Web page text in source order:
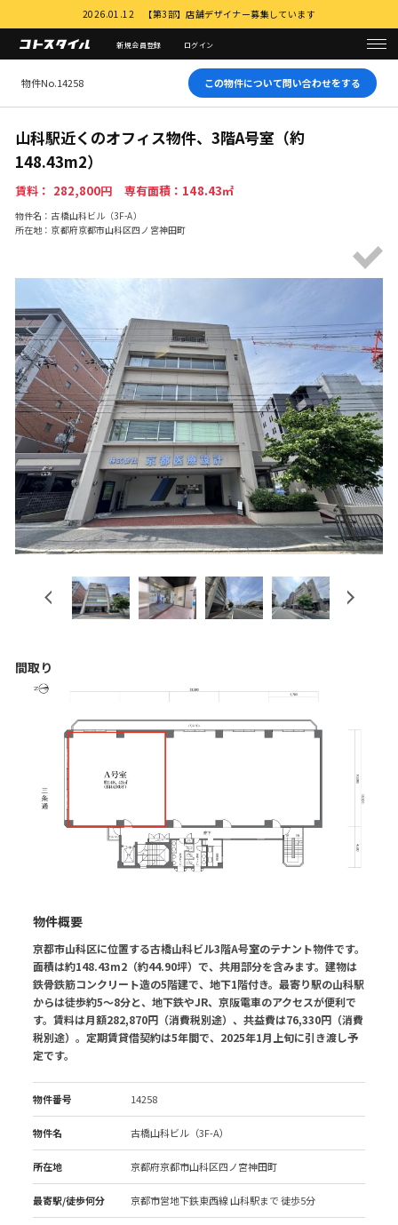
2026.01.12 【第3部】店舗デザイナー募集しています
新規会員登録 ログイン
物件No.14258 この物件について問い合わせをする
山科駅近くのオフィス物件、3階A号室（約
148.43m2）
賃料： 282,800円 専有面積：148.43㎡
物件名：古橋山科ビル（3F-A）
所在地：京都府京都市山科区四ノ宮神田町
Previous
間取り
物件概要
京都市山科区に位置する古橋山科ビル3階A号室のテナント物件です。
面積は約148.43m2（約44.90坪）で、共用部分を含みます。建物は
鉄骨鉄筋コンクリート造の5階建で、地下1階付き。最寄り駅の山科駅
からは徒歩約5～8分と、地下鉄やJR、京阪電車のアクセスが便利で
す。賃料は月額282,870円（消費税別途）、共益費は76,330円（消費
税別途）。定期賃貸借契約は5年間で、2025年1月上旬に引き渡し予
定です。
物件番号 14258
物件名 古橋山科ビル（3F-A）
所在地 京都府京都市山科区四ノ宮神田町
最寄駅/徒歩何分 京都市営地下鉄東西線 山科駅まで 徒歩5分